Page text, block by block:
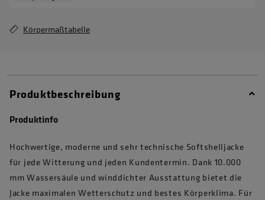
Körpermaßtabelle
Produktbeschreibung
Produktinfo
Hochwertige, moderne und sehr technische Softshelljacke
für jede Witterung und jeden Kundentermin. Dank 10.000
mm Wassersäule und winddichter Ausstattung bietet die
Jacke maximalen Wetterschutz und bestes Körperklima. Für